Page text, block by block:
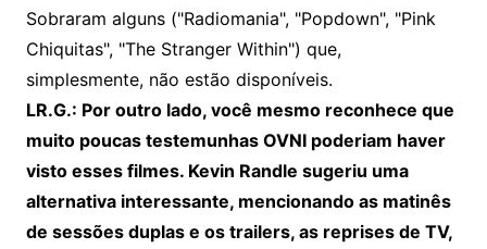
Sobraram alguns ("Radiomania", "Popdown", "Pink
Chiquitas", "The Stranger Within") que,
simplesmente, não estão disponíveis.
LR.G.: Por outro lado, você mesmo reconhece que
muito poucas testemunhas OVNI poderiam haver
visto esses filmes. Kevin Randle sugeriu uma
alternativa interessante, mencionando as matinês
de sessões duplas e os trailers, as reprises de TV,